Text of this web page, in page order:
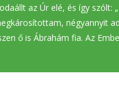
az Úr elé, és így szólt:
négyannyit
ő is Ábrahám fia. Az